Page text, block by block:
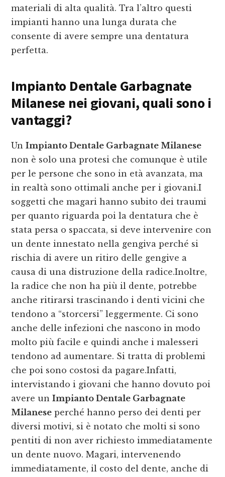
materiali di alta qualità. Tra l’altro questi
impianti hanno una lunga durata che
consente di avere sempre una dentatura
perfetta.
Impianto Dentale Garbagnate
Milanese nei giovani, quali sono i
vantaggi?
UnImpianto Dentale Garbagnate Milanese
non è solo una protesi che comunque è utile
per le persone che sono in età avanzata, ma
in realtà sono ottimali anche per i giovani.I
soggetti che magari hanno subito dei traumi
per quanto riguarda poi la dentatura che è
stata persa o spaccata, si deve intervenire con
un dente innestato nella gengiva perché si
rischia di avere un ritiro delle gengive a
causa di una distruzione della radice.Inoltre,
la radice che non ha più il dente, potrebbe
anche ritirarsi trascinando i denti vicini che
tendono a “storcersi” leggermente. Ci sono
anche delle infezioni che nascono in modo
molto più facile e quindi anche i malesseri
tendono ad aumentare. Si tratta di problemi
che poi sono costosi da pagare.Infatti,
intervistando i giovani che hanno dovuto poi
avere unImpianto Dentale Garbagnate
Milanese perché hanno perso dei denti per
diversi motivi, si è notato che molti si sono
pentiti di non aver richiesto immediatamente
un dente nuovo. Magari, intervenendo
immediatamente, il costo del dente, anche di